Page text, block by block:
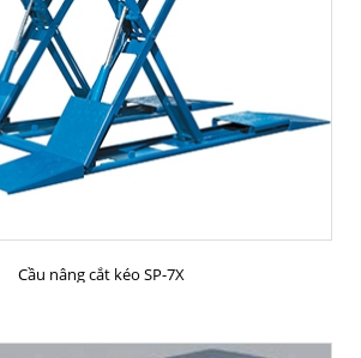
MUA HÀNG
Cầu nâng cắt kéo SP-7X